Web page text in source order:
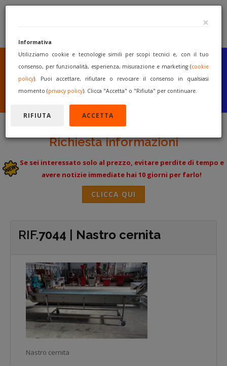
SEI UN COSTRUTTORE
O UN RIVENDITORE?
PUBBLICA GRATUITAMENTE
I TUOI MACCHINARI
INIZIA A VENDERE
Richiesta informazioni
Se sei interessato solo al prezzo, evitare perdite di tempo e
avere notizie immediate hai 10 giorni per farlo!
CLICCA QUI
RIF.7044 Nastro cernita
Nastro cernita
×
Informativa
Utilizziamo cookie e tecnologie simili per scopi tecnici e, con il tuo
consenso, per funzionalità, esperienza, misurazione e marketing (cookie
policy). Puoi accettare, rifiutare o revocare il consenso in qualsiasi
momento (privacy policy). Clicca "Accetta" o "Rifiuta" per continuare.
RIFIUTA ACCETTA